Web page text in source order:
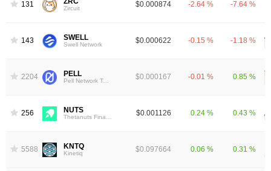
1310 Zircuit $0.000874 -2.64 % -7.64 %
1435 SWELL
Swell Network $0.000622 -0.15 % -1.18 %
2204 PELL
Pell Network Token $0.000167 -0.01 % 0.85 %
2569 NUTS $0.001126 0.24 % 0.43 %
5588 KNTQ
Kinetiq $0.097664 0.06 % 0.31 %